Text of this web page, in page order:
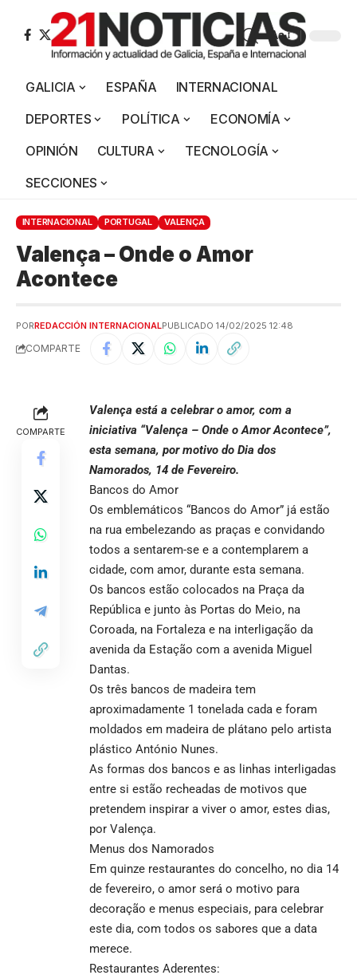
Aa
GALICIA ESPAÑA
INTERNACIONAL
DEPORTES
POLÍTICA
ECONOMÍA
OPINIÓN
CULTURA
TECNOLOGÍA
SECCIONES
INTERNACIONAL PORTUGAL VALENÇA
Valença – Onde o Amor
Acontece
PORREDACCIÓN INTERNACIONALPUBLICADO 14/02/2025 12:48
COMPARTE
COMPARTE
Valença está a celebrar o amor, com a
iniciativa “Valença – Onde o Amor Acontece”,
esta semana, por motivo do Dia dos
Namorados, 14 de Fevereiro.
Bancos do Amor
Os emblemáticos “Bancos do Amor” já estão
na rua embelezando as praças e convidando
todos a sentarem-se e a contemplarem a
cidade, com amor, durante esta semana.
Os bancos estão colocados na Praça da
República e junto às Portas do Meio, na
Coroada, na Fortaleza e na interligação da
avenida da Estação com a avenida Miguel
Dantas.
Os três bancos de madeira tem
aproximadamente 1 tonelada cada e foram
moldados em madeira de plátano pelo artista
plástico António Nunes.
As formas dos bancos e as linhas interligadas
entre si estão recheadas de motivos que
pretendem inspirar a viver o amor, estes dias,
por Valença.
Menus dos Namorados
Em quinze restaurantes do concelho, no dia 14
de fevereiro, o amor será o motivo para
decoração e menus especiais, para celebrar
este dia, com todos os sabores que a data
merece.
Restaurantes Aderentes: